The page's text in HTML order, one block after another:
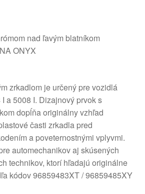
nad ľavým blatníkom
ONYX
zrkadlom je určený pre vozidlá
a 5008 I. Dizajnový prvok s
dopĺňa originálny vzhľad
časti zrkadla pred
a poveternostnými vplyvmi.
automechanikov aj skúsených
technikov, ktorí hľadajú originálne
kódov 96859483XT / 96859485XY